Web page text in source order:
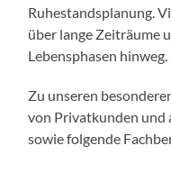
Ruhestandsplanung.
über lange Zeiträume
Lebensphasen hinweg.
Zu unseren
von Privatkunden und
sowie folgende